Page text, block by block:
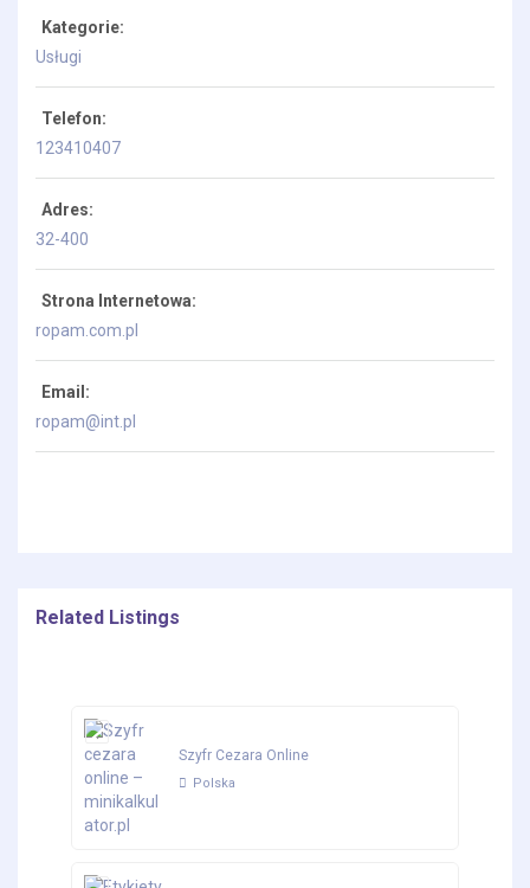
Kategorie:
Usługi
Telefon:
123410407
Adres:
32-400
Strona Internetowa:
ropam.com.pl
Email:
ropam@int.pl
Related Listings
Szyfr Cezara Online
Polska